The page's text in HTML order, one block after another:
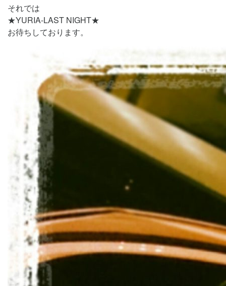
それでは
★YURIA-LAST NIGHT★
お待ちしております。